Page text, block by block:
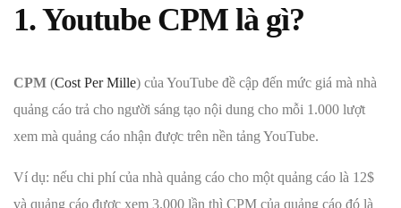
1. Youtube CPM là gì?
CPM (Cost Per Mille) của YouTube đề cập đến mức giá mà nhà
quảng cáo trả cho người sáng tạo nội dung cho mỗi 1.000 lượt
xem mà quảng cáo nhận được trên nền tảng YouTube.
Ví dụ: nếu chi phí của nhà quảng cáo cho một quảng cáo là 12$
và quảng cáo được xem 3.000 lần thì CPM của quảng cáo đó là